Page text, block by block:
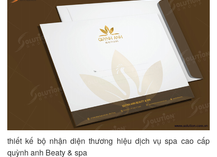
thiết kế bộ nhận diện thương hiệu dịch vụ spa cao cấp
quỳnh anh Beaty & spa